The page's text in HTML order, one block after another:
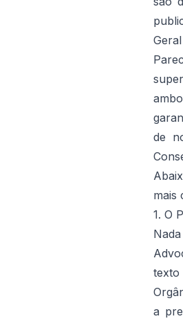
de
mais
1. O
texto
a